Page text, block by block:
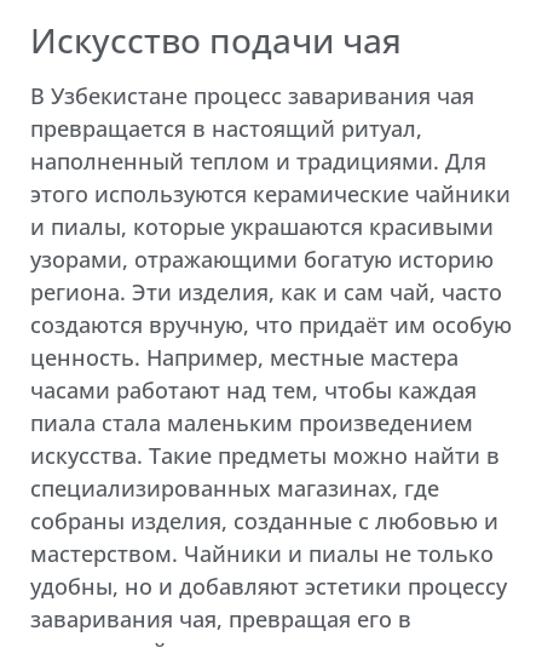
Искусство подачи чая
В Узбекистане процесс заваривания чая
превращается в настоящий ритуал,
наполненный теплом и традициями. Для
этого используются керамические чайники
и пиалы, которые украшаются красивыми
узорами, отражающими богатую историю
региона. Эти изделия, как и сам чай, часто
создаются вручную, что придаёт им особую
ценность. Например, местные мастера
часами работают над тем, чтобы каждая
пиала стала маленьким произведением
искусства. Такие предметы можно найти в
специализированных магазинах, где
собраны изделия, созданные с любовью и
мастерством. Чайники и пиалы не только
удобны, но и добавляют эстетики процессу
заваривания чая, превращая его в